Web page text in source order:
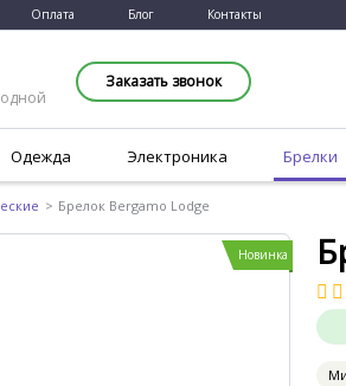
Оплата Блог Контакты
Заказать звонок
Одежда Электроника Брелки
Брелок Bergamo Lodge
Новинка